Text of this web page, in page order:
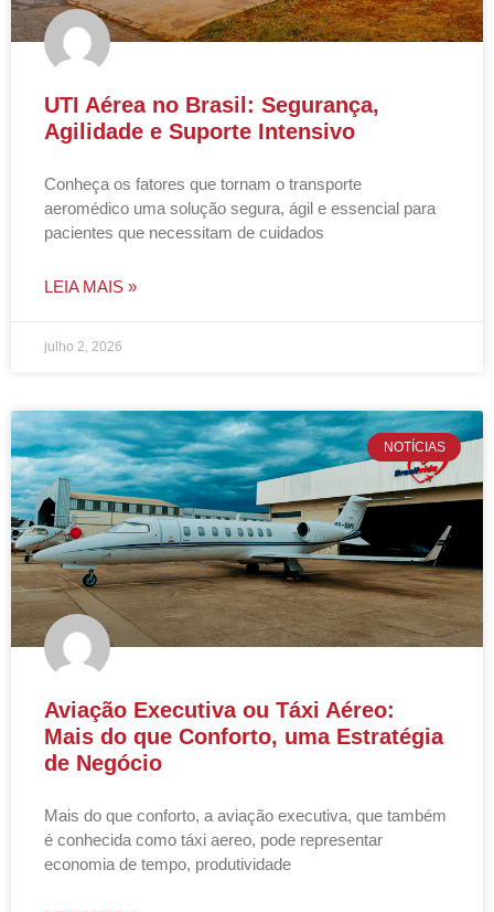
UTI Aérea no Brasil: Segurança,
Agilidade e Suporte Intensivo
Conheça os fatores que tornam o transporte
aeromédico uma solução segura, ágil e essencial para
pacientes que necessitam de cuidados
LEIA MAIS »
julho 2, 2026
NOTÍCIAS
Aviação Executiva ou Táxi Aéreo:
Mais do que Conforto, uma Estratégia
de Negócio
Mais do que conforto, a aviação executiva, que também
é conhecida como táxi aereo, pode representar
economia de tempo, produtividade